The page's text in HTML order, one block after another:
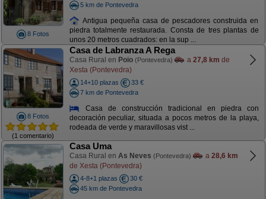
8 Fotos
5 km de Pontevedra
Antigua pequeña casa de pescadores construida en
piedra totalmente restaurada. Consta de tres plantas de
unos 20 metros cuadrados: en la sup ...
8 Fotos
(1 comentario)
Casa de Labranza A Rega
Casa Rural en Poio (Pontevedra) a 27,8 km de
Xesta (Pontevedra)
14+10 plazas
33 €
7 km de Pontevedra
Casa de construcción tradicional en piedra con
decoración peculiar, situada a pocos metros de la playa,
rodeada de verde y maravillosas vist ...
Casa Uma
Casa Rural en As Neves (Pontevedra) a 28,6 km
de Xesta (Pontevedra)
4-8+1 plazas
30 €
45 km de Pontevedra